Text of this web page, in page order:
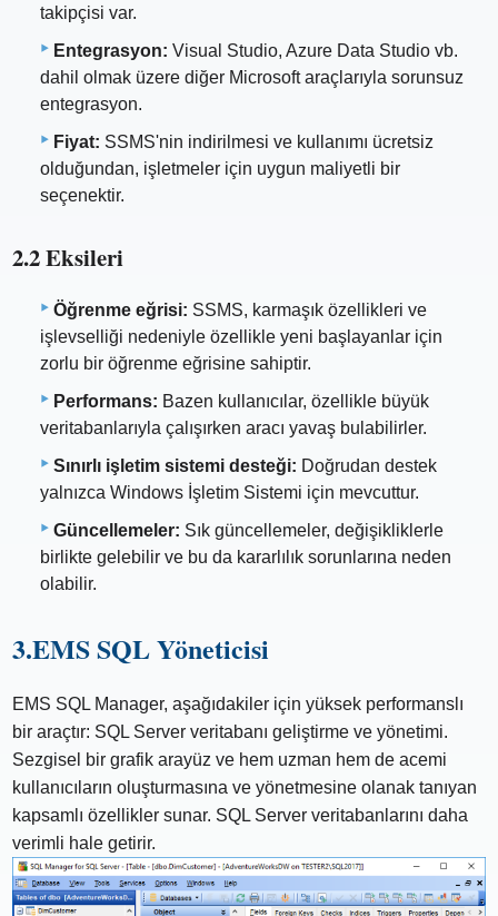
takipçisi var.
Entegrasyon: Visual Studio, Azure Data Studio vb.
dahil olmak üzere diğer Microsoft araçlarıyla sorunsuz
entegrasyon.
Fiyat: SSMS'nin indirilmesi ve kullanımı ücretsiz
olduğundan, işletmeler için uygun maliyetli bir
seçenektir.
2.2 Eksileri
Öğrenme eğrisi: SSMS, karmaşık özellikleri ve
işlevselliği nedeniyle özellikle yeni başlayanlar için
zorlu bir öğrenme eğrisine sahiptir.
Performans: Bazen kullanıcılar, özellikle büyük
veritabanlarıyla çalışırken aracı yavaş bulabilirler.
Sınırlı işletim sistemi desteği: Doğrudan destek
yalnızca Windows İşletim Sistemi için mevcuttur.
Güncellemeler: Sık güncellemeler, değişikliklerle
birlikte gelebilir ve bu da kararlılık sorunlarına neden
olabilir.
3.EMS SQL Yöneticisi
EMS SQL Manager, aşağıdakiler için yüksek performanslı
bir araçtır: SQL Server veritabanı geliştirme ve yönetimi.
Sezgisel bir grafik arayüz ve hem uzman hem de acemi
kullanıcıların oluşturmasına ve yönetmesine olanak tanıyan
kapsamlı özellikler sunar. SQL Server veritabanlarını daha
verimli hale getirir.